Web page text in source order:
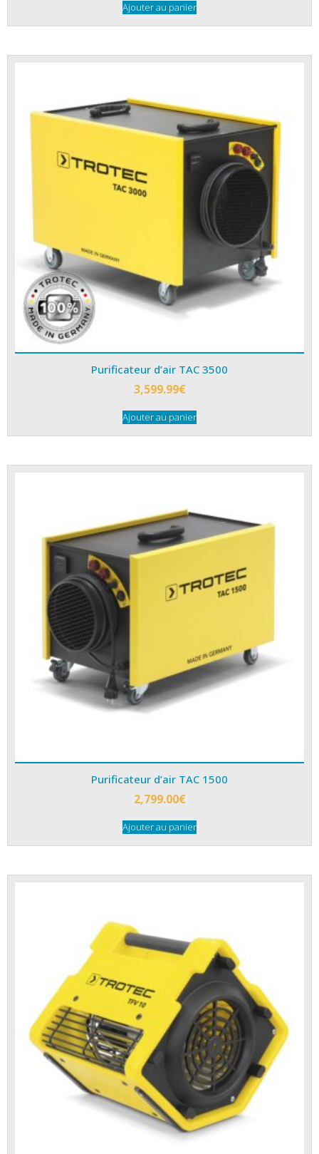
Ajouter au panier
Purificateur d’air TAC 3500
3,599.99€
Ajouter au panier
Purificateur d’air TAC 1500
2,799.00€
Ajouter au panier